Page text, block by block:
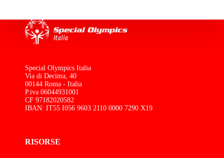
Special Olympics Italia
Via di Decima, 40
00144 Roma - Italia
P.iva 06044931001
CF 97182020582
IBAN: IT55 I056 9603 2110 0000 7290 X19
RISORSE